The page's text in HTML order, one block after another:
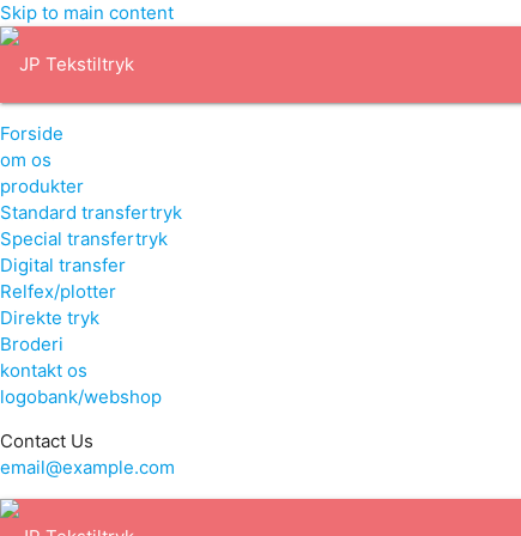
Skip to main content
Forside
om os
produkter
Standard transfertryk
Special transfertryk
Digital transfer
Relfex/plotter
Direkte tryk
Broderi
kontakt os
logobank/webshop
Contact Us
email@example.com